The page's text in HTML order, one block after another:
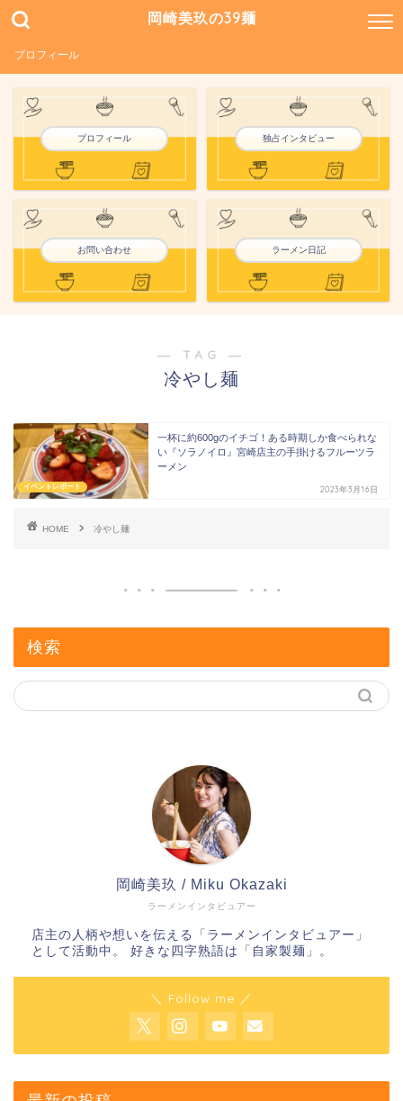
岡崎美玖の39麺
プロフィール
プロフィール 独占インタビュー
お問い合わせ ラーメン日記
― TAG ―
冷やし麺
イベントレポート
一杯に約600gのイチゴ！ある時期しか食べられな
い『ソラノイロ』宮崎店主の手掛けるフルーツラ
ーメン
2023年3月16日
HOME 冷やし麺
検索
ラーメンインタビュアー
岡崎美玖 / Miku Okazaki
店主の人柄や想いを伝える「ラーメンインタビュアー」
として活動中。 好きな四字熟語は「自家製麺」。
＼ Follow me ／